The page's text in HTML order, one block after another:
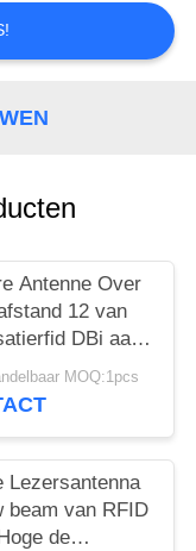
Antenne Over
12 van
DBi aan
van het
MOQ:1pcs
Lezersantenna
beam van RFID
de